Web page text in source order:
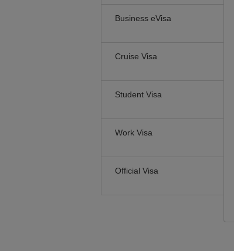
Business eVisa
Cruise Visa
Student Visa
Work Visa
Official Visa